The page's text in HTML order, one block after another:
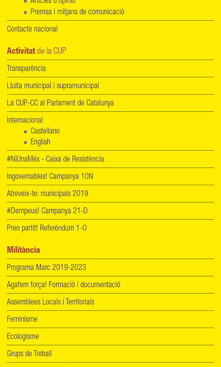
Articles d'opinió
Premsa i mitjans de comunicació
Contacte nacional
Activitat de la CUP
Transparència
Lluita municipal i supramunicipal
La CUP-CC al Parlament de Catalunya
Internacional
Castellano
English
#NiUnaMés - Caixa de Resistència
Ingovernables! Campanya 10N
Atreveix-te: municipals 2019
#Dempeus! Campanya 21-D
Pren partit! Referèndum 1-O
Militància
Programa Marc 2019-2023
Agafem força! Formació i documentació
Assemblees Locals i Territorials
Feminisme
Ecologisme
Grups de Treball